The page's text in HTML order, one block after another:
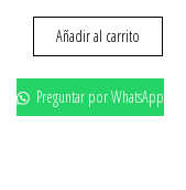
Añadir al carrito
Preguntar por WhatsApp